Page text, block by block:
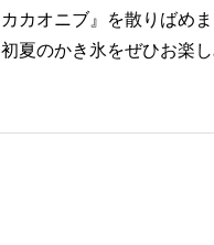
カオニブ』を散りばめ
夏のかき氷をぜひお楽